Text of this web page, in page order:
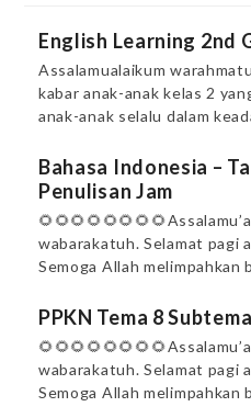
English Learning 2nd
Assalamualaikum
kabar anak-anak kelas 2
anak-anak selalu dalam
Bahasa Indonesia –
Penulisan Jam
wabarakatuh. Selamat pagi
Semoga Allah
PPKN Tema 8
wabarakatuh. Selamat pagi
Semoga Allah